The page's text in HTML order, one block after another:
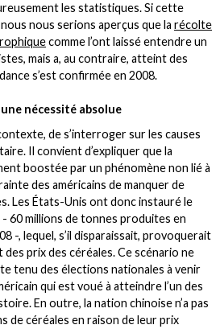
les statistiques. Si cette
nous serions aperçus que la récolte
comme l’ont laissé entendre un
mais a, au contraire, atteint des
s’est confirmée en 2008.
nécessité absolue
de s’interroger sur les causes
Il convient d’expliquer que la
boostée par un phénomène non lié à
des américains de manquer de
Les États-Unis ont donc instauré le
- 60 millions de tonnes produites en
-, lequel, s’il disparaissait, provoquerait
prix des céréales. Ce scénario ne
tenu des élections nationales à venir
qui est voué à atteindre l’un des
En outre, la nation chinoise n’a pas
de céréales en raison de leur prix